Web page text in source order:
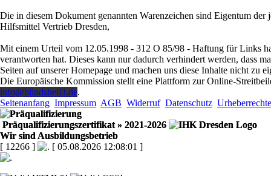
Die in diesem Dokument genannten Warenzeichen sind Eigentum
Hilfsmittel Vertrieb Dresden,
Mit einem Urteil vom 12.05.1998 - 312 O 85/98 - Haftung für Links
verantworten hat. Dieses kann nur dadurch verhindert werden, dass
Seiten auf unserer Homepage und machen uns diese Inhalte nicht
Die Europäische Kommission stellt eine Plattform zur Online-
info@blindshell3.de.
Seitenanfang Impressum AGB Widerruf Datenschutz Urheberrechte
Präqualifizierungszertifikat » 2021-2026
Wir sind Ausbildungsbetrieb
[ 12266 ]
[ 05.08.2026 12:08:01 ]